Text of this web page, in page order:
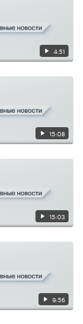
4:51
15:08
15:03
9:56